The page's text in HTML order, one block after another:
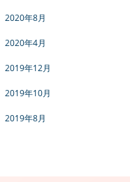
2020年8月
2020年4月
2019年12月
2019年10月
2019年8月